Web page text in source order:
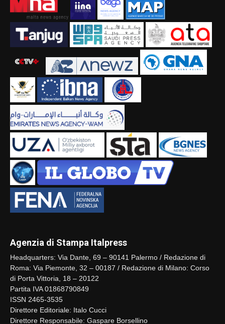
Agenzia di Stampa Italpress
Headquarters: Via Dante, 69 – 90141 Palermo / Redazione di
Roma: Via Piemonte, 32 – 00187 / Redazione di Milano: Corso
di Porta Vittoria, 18 – 20122
Partita IVA 01868790849
ISSN 2465-3535
Direttore Editoriale: Italo Cucci
Direttore Responsabile: Gaspare Borsellino